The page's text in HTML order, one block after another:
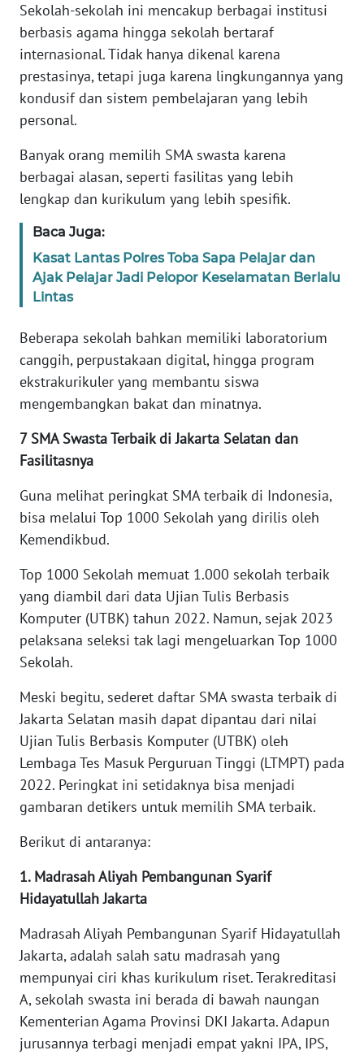
Sekolah-sekolah ini mencakup berbagai institusi
berbasis agama hingga sekolah bertaraf
internasional. Tidak hanya dikenal karena
prestasinya, tetapi juga karena lingkungannya yang
kondusif dan sistem pembelajaran yang lebih
personal.
Banyak orang memilih SMA swasta karena
berbagai alasan, seperti fasilitas yang lebih
lengkap dan kurikulum yang lebih spesifik.
Baca Juga:
Kasat Lantas Polres Toba Sapa Pelajar dan
Ajak Pelajar Jadi Pelopor Keselamatan Berlalu
Lintas
Beberapa sekolah bahkan memiliki laboratorium
canggih, perpustakaan digital, hingga program
ekstrakurikuler yang membantu siswa
mengembangkan bakat dan minatnya.
7 SMA Swasta Terbaik di Jakarta Selatan dan
Fasilitasnya
Guna melihat peringkat SMA terbaik di Indonesia,
bisa melalui Top 1000 Sekolah yang dirilis oleh
Kemendikbud.
Top 1000 Sekolah memuat 1.000 sekolah terbaik
yang diambil dari data Ujian Tulis Berbasis
Komputer (UTBK) tahun 2022. Namun, sejak 2023
pelaksana seleksi tak lagi mengeluarkan Top 1000
Sekolah.
Meski begitu, sederet daftar SMA swasta terbaik di
Jakarta Selatan masih dapat dipantau dari nilai
Ujian Tulis Berbasis Komputer (UTBK) oleh
Lembaga Tes Masuk Perguruan Tinggi (LTMPT) pada
2022. Peringkat ini setidaknya bisa menjadi
gambaran detikers untuk memilih SMA terbaik.
Berikut di antaranya:
1. Madrasah Aliyah Pembangunan Syarif
Hidayatullah Jakarta
Madrasah Aliyah Pembangunan Syarif Hidayatullah
Jakarta, adalah salah satu madrasah yang
mempunyai ciri khas kurikulum riset. Terakreditasi
A, sekolah swasta ini berada di bawah naungan
Kementerian Agama Provinsi DKI Jakarta. Adapun
jurusannya terbagi menjadi empat yakni IPA, IPS,
WN
SERAMBI
WN
JAMBI
SULTRA
WN
WN
SULTENG
SULBAR
WN
WN
SUMBAR
WN
SUMSEL
BENGKULU
WN
LAMPUNG
JATENG
WN
NUSANTARA
JOGJA
JATIM
BALI
WN
KALBAR
WN
KALTENG